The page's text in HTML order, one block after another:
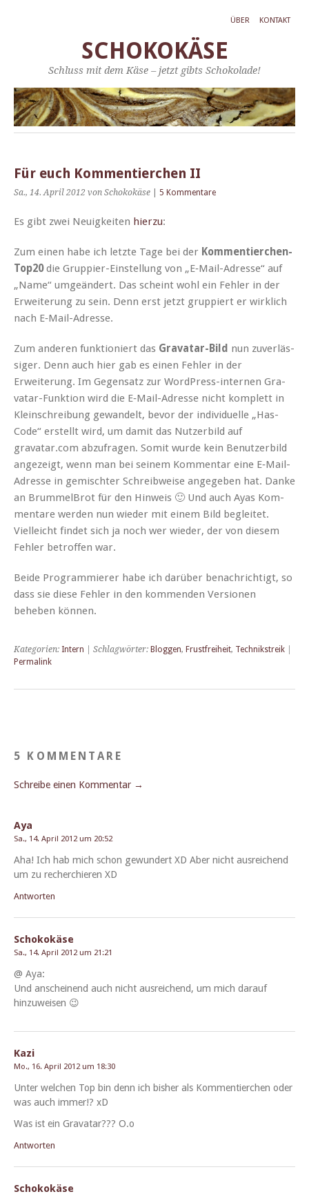
ÜBER KONTAKT
SCHOKOKÄSE
Schluss mit dem Käse – jetzt gibts Schokolade!
Für euch Kommentierchen II
Sa., 14. April 2012 von Schokokäse 5 Kommentare
Es gibt zwei Neuigkeit­en hierzu:
Zum einen habe ich let­zte Tage bei der Kom­men­tierchen-
Top20die Grup­pi­er-Ein­stel­lung von „E‑Mail-Adresse“ auf
„Name“ umgeän­dert. Das scheint wohl ein Fehler in der
Erweiterung zu sein. Denn erst jet­zt grup­piert er wirk­lich
nach E‑Mail-Adresse.
Zum anderen funk­tion­iert das Gra­vatar-Bild nun zuver­läs­
siger. Denn auch hier gab es einen Fehler in der
Erweiterung. Im Gegen­satz zur Word­Press-inter­nen Gra­
vatar-Funk­tion wird die E‑Mail-Adresse nicht kom­plett in
Klein­schrei­bung gewan­delt, bevor der indi­vidu­elle „Has-
Code“ erstellt wird, um damit das Nutzer­bild auf
gravatar.com abzufra­gen. Somit wurde kein Benutzer­bild
angezeigt, wenn man bei seinem Kom­men­tar eine E‑Mail-
Adresse in gemis­chter Schreib­weise angegeben hat. Danke
an Brum­mel­Brot für den Hin­weis 🙂 Und auch Ayas Kom­
mentare wer­den nun wieder mit einem Bild begleit­et.
Vielle­icht find­et sich ja noch wer wieder, der von diesem
Fehler betrof­fen war.
Bei­de Pro­gram­mier­er habe ich darüber benachrichtigt, so
dass sie diese Fehler in den kom­menden Ver­sio­nen
beheben können.
Kategorien: Intern | Schlagwörter: Bloggen, Frustfreiheit, Technikstreik
Permalink
5 KOMMENTARE
Schreibe einen Kommentar →
Aya
Sa., 14. April 2012 um 20:52
Aha! Ich hab mich schon gewun­dert XD Aber nicht aus­re­ichend
um zu recher­chieren XD
Antworten
Schokokäse
Sa., 14. April 2012 um 21:21
@ Aya:
Und anscheinend auch nicht aus­re­ichend, um mich darauf
hinzuweisen 😉
Kazi
Mo., 16. April 2012 um 18:30
Unter welchen Top bin denn ich bish­er als Kom­men­tierchen oder
was auch immer!? xD
Was ist ein Gra­vatar??? O.o
Antworten
Schokokäse